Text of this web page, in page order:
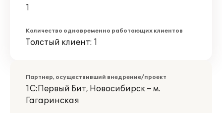
1
Количество одновременно работающих клиентов
Толстый клиент: 1
Партнер, осуществивший внедрение/проект
1С:Первый Бит, Новосибирск – м.
Гагаринская